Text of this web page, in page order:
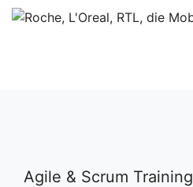
Agile & Scrum Training